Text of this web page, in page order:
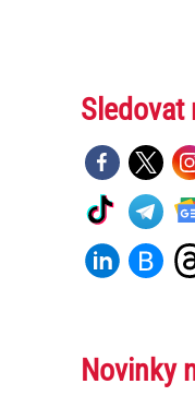
Sledovat
Novinky